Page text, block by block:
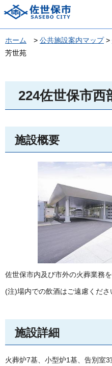
佐世保市
ホーム > 公共施設案内マップ>
芳世苑
224佐世保市西
施設概要
佐世保市内及び市外の火葬業務を
(注)場内での飲酒はご遠慮くださ
施設詳細
火葬炉7基、小型炉1基、告別室